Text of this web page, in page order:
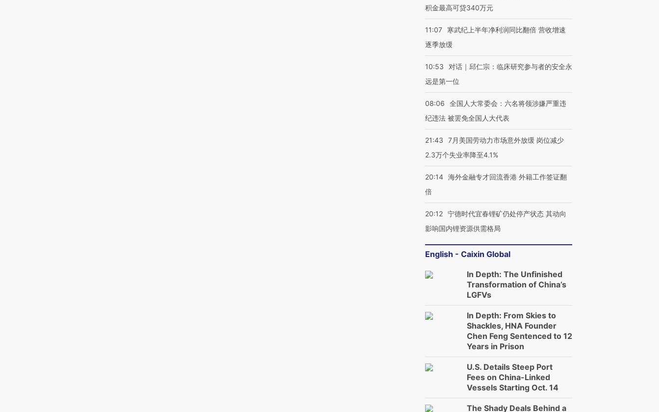
积金最高可贷340万元
11:07
寒武纪上半年净利润同比翻倍 营收增速
逐季放缓
10:53
对话｜邱仁宗：临床研究参与者的安全永
远是第一位
08:06
全国人大常委会：六名将领涉嫌严重违
纪违法 被罢免全国人大代表
21:43
7月美国劳动力市场意外放缓 岗位减少
2.3万个失业率降至4.1%
20:14 海外金融专才回流香港 外籍工作签证翻
倍
20:12 宁德时代宜春锂矿仍处停产状态 其动向
影响国内锂资源供需格局
English - Caixin Global
In Depth: The Unfinished
Transformation of China’s
LGFVs
In Depth: From Skies to
Shackles, HNA Founder
Chen Feng Sentenced to 12
Years in Prison
U.S. Details Steep Port
Fees on China-Linked
Vessels Starting Oct. 14
The Shady Deals Behind a